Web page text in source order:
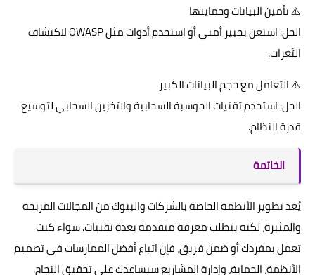
⚠️ تأمين البيانات وحمايتها
الحل: استعن بخبير أمني أو استخدم أدوات مثل OWASP لاكتشاف
الثغرات.
⚠️ التعامل مع حجم البيانات الكبير
الحل: استخدم تقنيات الحوسبة السحابية والتخزين السحابي لتوسيع
قدرة النظام.
الخاتمة
يُعد تطوير الأنظمة الخاصة بالشركات والبنوك من المجالات المربحة
والمثيرة، لكنه يتطلب معرفة متقدمة بعدة تقنيات. سواء كنت
تعمل بمفردك أو ضمن فريق، فإن اتباع أفضل الممارسات في تصميم
الأنظمة، الحماية، وإدارة المشاريع سيساعدك على تحقيق النجاح.